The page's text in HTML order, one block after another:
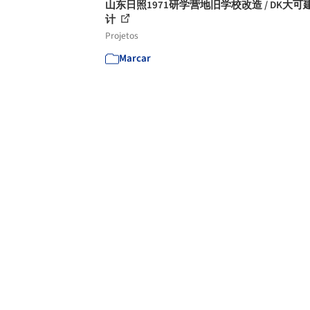
山东日照1971研学营地旧学校改造 / DK大可
计
Projetos
Marcar